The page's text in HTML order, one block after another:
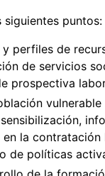
siguientes puntos:
perfiles de
de servicios
prospectiva
la
de políticas